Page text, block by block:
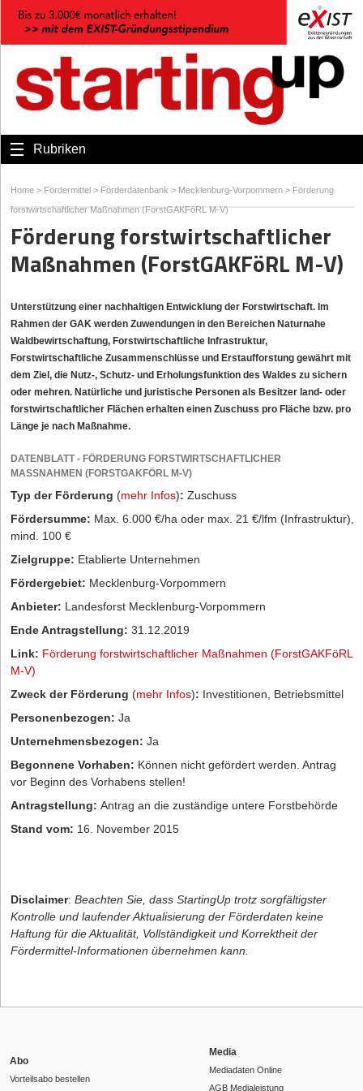
Rubriken
Home > Fördermittel > Förderdatenbank > Mecklenburg-Vorpommern > Förderung
forstwirtschaftlicher Maßnahmen (ForstGAKFöRL M-V)
Förderung forstwirtschaftlicher
Maßnahmen (ForstGAKFöRL M-V)
Unterstützung einer nachhaltigen Entwicklung der Forstwirtschaft. Im
Rahmen der GAK werden Zuwendungen in den Bereichen Naturnahe
Waldbewirtschaftung, Forstwirtschaftliche Infrastruktur,
Forstwirtschaftliche Zusammenschlüsse und Erstaufforstung gewährt mit
dem Ziel, die Nutz-, Schutz- und Erholungsfunktion des Waldes zu sichern
oder mehren. Natürliche und juristische Personen als Besitzer land- oder
forstwirtschaftlicher Flächen erhalten einen Zuschuss pro Fläche bzw. pro
Länge je nach Maßnahme.
DATENBLATT - FÖRDERUNG FORSTWIRTSCHAFTLICHER
MASSNAHMEN (FORSTGAKFÖRL M-V)
Typ der Förderung (mehr Infos): Zuschuss
Fördersumme: Max. 6.000 €/ha oder max. 21 €/lfm (Infrastruktur),
mind. 100 €
Zielgruppe: Etablierte Unternehmen
Fördergebiet: Mecklenburg-Vorpommern
Anbieter: Landesforst Mecklenburg-Vorpommern
Ende Antragstellung: 31.12.2019
Link: Förderung forstwirtschaftlicher Maßnahmen (ForstGAKFöRL
M-V)
Zweck der Förderung (mehr Infos): Investitionen, Betriebsmittel
Personenbezogen: Ja
Unternehmensbezogen: Ja
Begonnene Vorhaben: Können nicht gefördert werden. Antrag
vor Beginn des Vorhabens stellen!
Antragstellung: Antrag an die zuständige untere Forstbehörde
Stand vom: 16. November 2015
Disclaimer: Beachten Sie, dass StartingUp trotz sorgfältigster
Kontrolle und laufender Aktualisierung der Förderdaten keine
Haftung für die Aktualität, Vollständigkeit und Korrektheit der
Fördermittel-Informationen übernehmen kann.
Abo
Vorteilsabo bestellen
Media
Mediadaten Online
AGB Medialeistung